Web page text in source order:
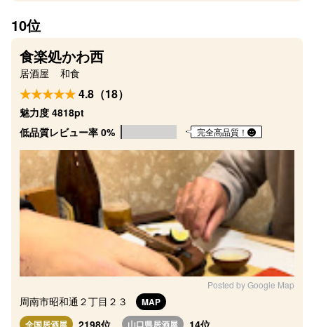
10位
食楽処かわ西
居酒屋 和食
4.8（18）
魅力度 4818pt
低品質レビュー率 0%
完全高品質！
Posted by Google Map
周南市昭和通２丁目２３
MAP
全国居酒屋
2198位 山口県居酒屋 14位